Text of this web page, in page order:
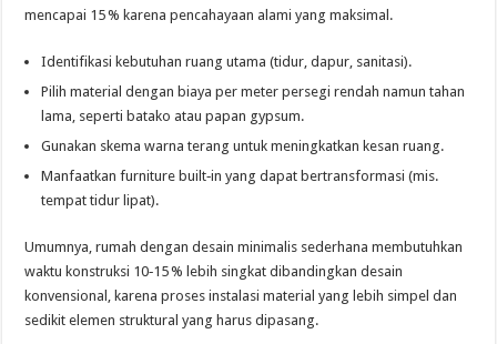
mencapai 15 % karena pencahayaan alami yang maksimal.
Identifikasi kebutuhan ruang utama (tidur, dapur, sanitasi).
Pilih material dengan biaya per meter persegi rendah namun tahan
lama, seperti batako atau papan gypsum.
Gunakan skema warna terang untuk meningkatkan kesan ruang.
Manfaatkan furniture built‑in yang dapat bertransformasi (mis.
tempat tidur lipat).
Umumnya, rumah dengan desain minimalis sederhana membutuhkan
waktu konstruksi 10‑15 % lebih singkat dibandingkan desain
konvensional, karena proses instalasi material yang lebih simpel dan
sedikit elemen struktural yang harus dipasang.